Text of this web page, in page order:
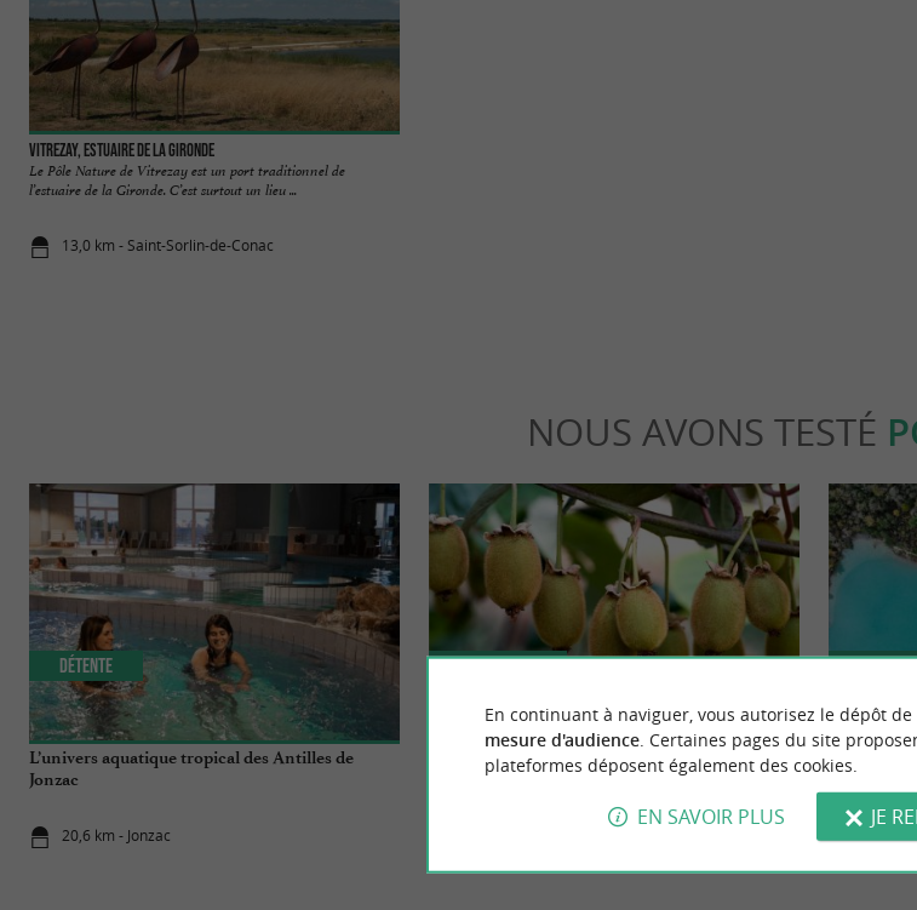
Vitrezay, Estuaire de la Gironde
Le Pôle Nature de Vitrezay est un port traditionnel de
l’estuaire de la Gironde. C’est surtout un lieu ...
13,0 km - Saint-Sorlin-de-Conac
NOUS AVONS TESTÉ
L’univers aquatique tropical des Antilles de
Jonzac
20,6 km - Jonzac
Détente
Un hiver vitaminé avec les kiwis bio de
Charente-Maritime
Gourmande
La balade
26,6
Sportive
En continuant à naviguer, vous autorisez le dépôt
mesure d'audience. Certaines pages du site
plateformes déposent également des cookies.
EN SAVOIR PLUS JE